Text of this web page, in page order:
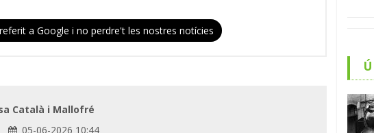
a Google i no perdre't les nostres notícies
Català i Mallofré
05-06-2026 10:44